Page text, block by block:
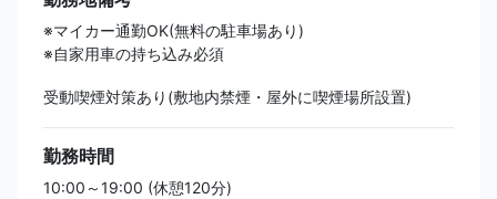
※マイカー通勤OK(無料の駐車場あり)
※自家用車の持ち込み必須
受動喫煙対策あり(敷地内禁煙・屋外に喫煙場所設置)
勤務時間
10:00～19:00 (休憩120分)